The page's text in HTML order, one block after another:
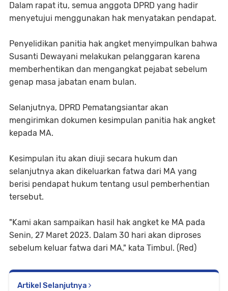
Dalam rapat itu, semua anggota DPRD yang hadir
menyetujui menggunakan hak menyatakan pendapat.
Penyelidikan panitia hak angket menyimpulkan bahwa
Susanti Dewayani melakukan pelanggaran karena
memberhentikan dan mengangkat pejabat sebelum
genap masa jabatan enam bulan.
Selanjutnya, DPRD Pematangsiantar akan
mengirimkan dokumen kesimpulan panitia hak angket
kepada MA.
Kesimpulan itu akan diuji secara hukum dan
selanjutnya akan dikeluarkan fatwa dari MA yang
berisi pendapat hukum tentang usul pemberhentian
tersebut.
"Kami akan sampaikan hasil hak angket ke MA pada
Senin, 27 Maret 2023. Dalam 30 hari akan diproses
sebelum keluar fatwa dari MA," kata Timbul. (Red)
Artikel Selanjutnya